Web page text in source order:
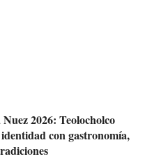
2026: Teolocholco
con gastronomía,